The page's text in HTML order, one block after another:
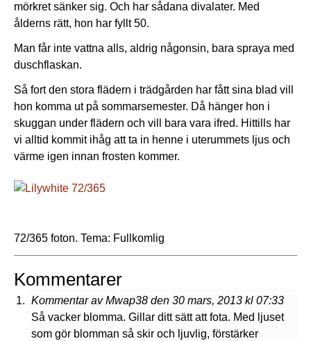
mörkret sänker sig. Och har sådana divalater. Med
ålderns rätt, hon har fyllt 50.
Man får inte vattna alls, aldrig någonsin, bara spraya med
duschflaskan.
Så fort den stora flädern i trädgården har fått sina blad vill
hon komma ut på sommarsemester. Då hänger hon i
skuggan under flädern och vill bara vara ifred. Hittills har
vi alltid kommit ihåg att ta in henne i uterummets ljus och
värme igen innan frosten kommer.
72/365 foton. Tema: Fullkomlig
Kommentarer
Kommentar av Mwap38 den 30 mars, 2013 kl 07:33
Så vacker blomma. Gillar ditt sätt att fota. Med ljuset
som gör blomman så skir och ljuvlig, förstärker